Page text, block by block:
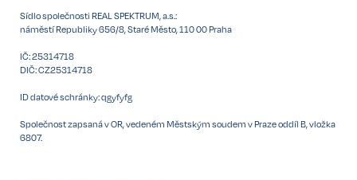
Sídlo společnosti REAL SPEKTRUM, a.s.:
náměstí Republiky 656/8, Staré Město, 110 00 Praha
IČ: 25314718
DIČ: CZ25314718
ID datové schránky: qgyfyfg
Společnost zapsaná v OR, vedeném Městským soudem v Praze oddíl B, vložka
6807.